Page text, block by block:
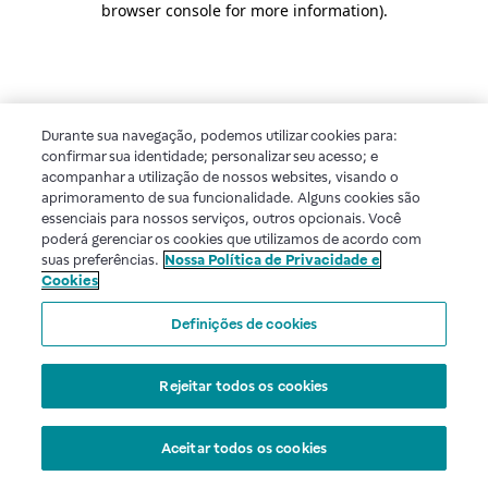
browser console for more information).
Durante sua navegação, podemos utilizar cookies para:
confirmar sua identidade; personalizar seu acesso; e
acompanhar a utilização de nossos websites, visando o
aprimoramento de sua funcionalidade. Alguns cookies são
essenciais para nossos serviços, outros opcionais. Você
poderá gerenciar os cookies que utilizamos de acordo com
suas preferências. Nossa Política de Privacidade e
Cookies
Definições de cookies
Rejeitar todos os cookies
Aceitar todos os cookies